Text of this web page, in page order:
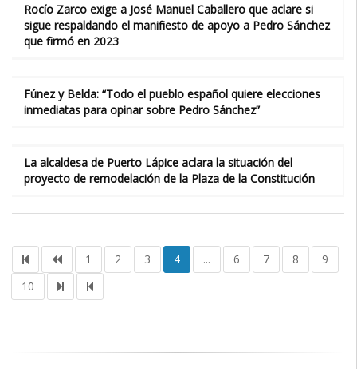
Rocío Zarco exige a José Manuel Caballero que aclare si
sigue respaldando el manifiesto de apoyo a Pedro Sánchez
que firmó en 2023
Fúnez y Belda: “Todo el pueblo español quiere elecciones
inmediatas para opinar sobre Pedro Sánchez”
La alcaldesa de Puerto Lápice aclara la situación del
proyecto de remodelación de la Plaza de la Constitución
1 2 3 4 ... 6 7 8
9
10